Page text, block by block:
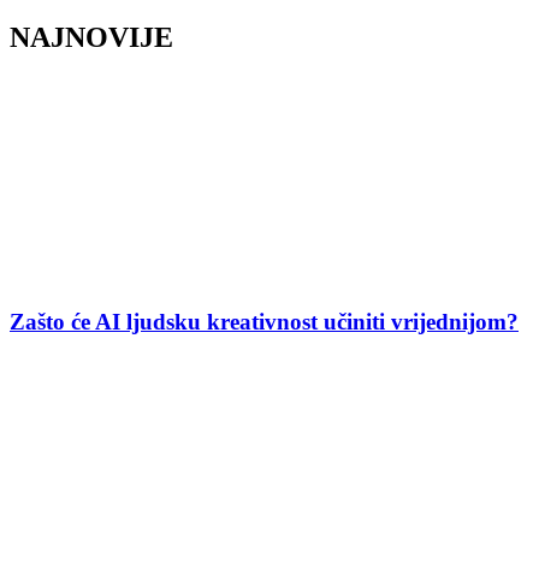
NAJNOVIJE
Zašto će AI ljudsku kreativnost učiniti vrijednijom?